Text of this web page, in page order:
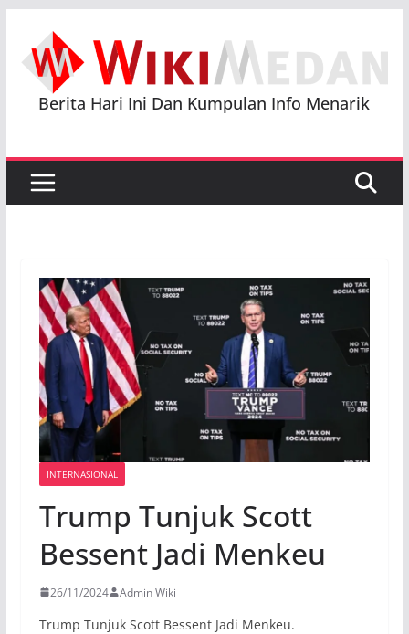
content
Berita Hari Ini Dan Kumpulan Info Menarik
INTERNASIONAL
Trump Tunjuk Scott
Bessent Jadi Menkeu
26/11/2024 Admin Wiki
Trump Tunjuk Scott Bessent Jadi Menkeu.